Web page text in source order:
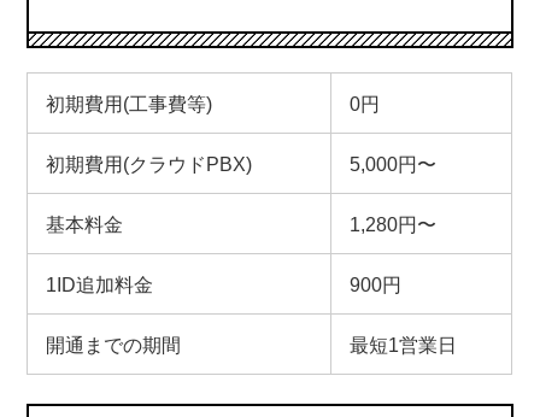
初期費用(工事費等) 0円
初期費用(クラウドPBX) 5,000円〜
基本料金 1,280円〜
1ID追加料金 900円
開通までの期間 最短1営業日